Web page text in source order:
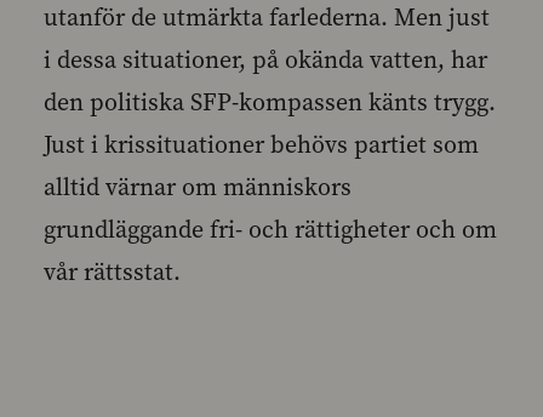
utanför de utmärkta farlederna. Men just
i dessa situationer, på okända vatten, har
den politiska SFP-kompassen känts trygg.
Just i krissituationer behövs partiet som
alltid värnar om människors
grundläggande fri- och rättigheter och om
vår rättsstat.